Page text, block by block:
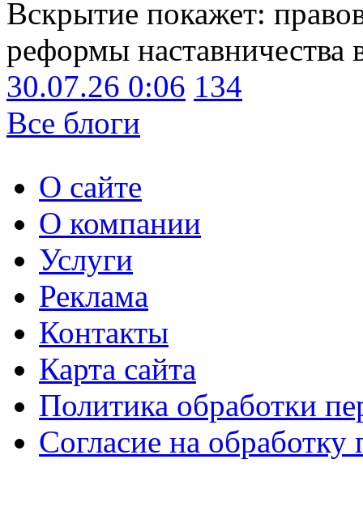
Вскрытие покажет:
реформы наставничества
30.07.26 0:06 134
Все блоги
О сайте
О компании
Услуги
Реклама
Контакты
Карта сайта
Политика обработки
Согласие на